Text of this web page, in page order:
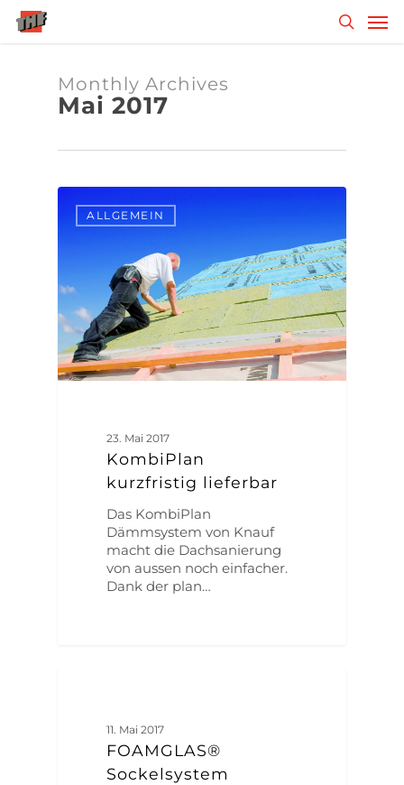
Skip
Monthly Archives
Mai 2017
ALLGEMEIN
23. Mai 2017
KombiPlan
kurzfristig lieferbar
Das KombiPlan
Dämmsystem von Knauf
macht die Dachsanierung
von aussen noch einfacher.
Dank der plan…
11. Mai 2017
FOAMGLAS®
Sockelsystem